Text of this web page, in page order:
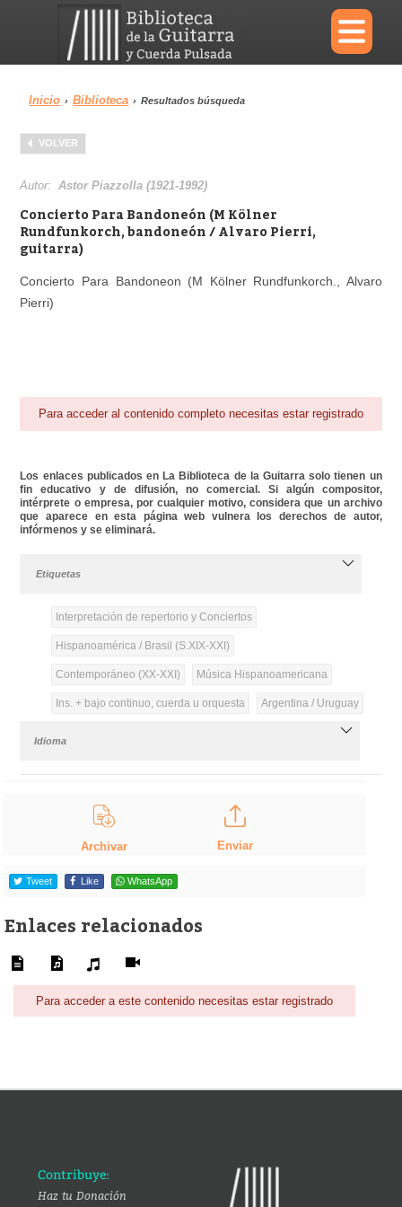
×
Menu
Biblioteca
Área personal Reproductor
Inicio › Biblioteca › Resultados búsqueda
VOLVER
Autor:Astor Piazzolla (1921-1992)
Concierto Para Bandoneón (M Kölner
Rundfunkorch, bandoneón / Alvaro Pierri,
guitarra)
Concierto Para Bandoneon (M Kölner Rundfunkorch., Alvaro
Pierri)
Para acceder al contenido completo necesitas estar registrado
Los enlaces publicados en La Biblioteca de la Guitarra solo tienen un
fin educativo y de difusión, no comercial. Si algún compositor,
intérprete o empresa, por cualquier motivo, considera que un archivo
que aparece en esta página web vulnera los derechos de autor,
infórmenos y se eliminará.
Etiquetas
Interpretación de repertorio y Conciertos
Hispanoamérica / Brasil (S.XIX-XXI)
Contemporáneo (XX-XXI) Música Hispanoamericana
Ins. + bajo continuo, cuerda u orquesta Argentina / Uruguay
Idioma
Archivar Enviar
Tweet Like WhatsApp
Enlaces relacionados
Para acceder a este contenido necesitas estar registrado
Contribuye:
Haz tu Donación